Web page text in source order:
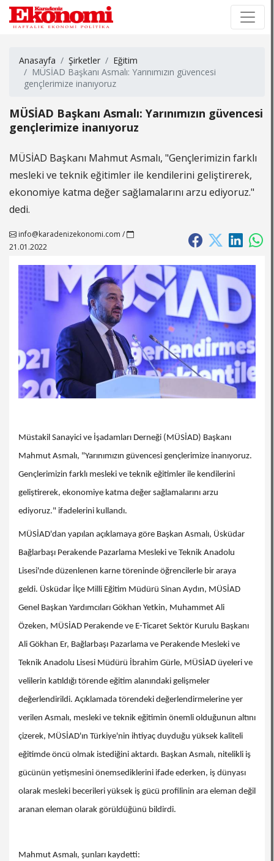
Anasayfa Şirketler
Eğitim
MÜSİAD Başkanı Asmalı: Yarınımızın güvencesi
gençlerimize inanıyoruz
MÜSİAD Başkanı Asmalı: Yarınımızın güvencesi
gençlerimize inanıyoruz
MÜSİAD Başkanı Mahmut Asmalı, "Gençlerimizin farklı
mesleki ve teknik eğitimler ile kendilerini geliştirerek,
ekonomiye katma değer sağlamalarını arzu ediyoruz."
dedi.
info@karadenizekonomi.com /
21.01.2022
Müstakil Sanayici ve İşadamları Derneği (MÜSİAD) Başkanı
Mahmut Asmalı, "Yarınımızın güvencesi gençlerimize inanıyoruz.
Gençlerimizin farklı mesleki ve teknik eğitimler ile kendilerini
geliştirerek, ekonomiye katma değer sağlamalarını arzu
ediyoruz." ifadelerini kullandı.
MÜSİAD'dan yapılan açıklamaya göre Başkan Asmalı, Üsküdar
Bağlarbaşı Perakende Pazarlama Mesleki ve Teknik Anadolu
Lisesi'nde düzenlenen karne töreninde öğrencilerle bir araya
geldi. Üsküdar İlçe Milli Eğitim Müdürü Sinan Aydın, MÜSİAD
Genel Başkan Yardımcıları Gökhan Yetkin, Muhammet Ali
Özeken, MÜSİAD Perakende ve E-Ticaret Sektör Kurulu Başkanı
Ali Gökhan Er, Bağlarbaşı Pazarlama ve Perakende Mesleki ve
Teknik Anadolu Lisesi Müdürü İbrahim Gürle, MÜSİAD üyeleri ve
velilerin katıldığı törende eğitim alanındaki gelişmeler
değerlendirildi. Açıklamada törendeki değerlendirmelerine yer
verilen Asmalı, mesleki ve teknik eğitimin önemli olduğunun altını
çizerek, MÜSİAD'ın Türkiye'nin ihtiyaç duyduğu yüksek kaliteli
eğitimde öncü olmak istediğini aktardı. Başkan Asmalı, nitelikli iş
gücünün yetişmesini önemsediklerini ifade ederken, iş dünyası
olarak mesleki becerileri yüksek iş gücü profilinin ara eleman değil
aranan eleman olarak görüldüğünü bildirdi.
Mahmut Asmalı, şunları kaydetti:
×
×